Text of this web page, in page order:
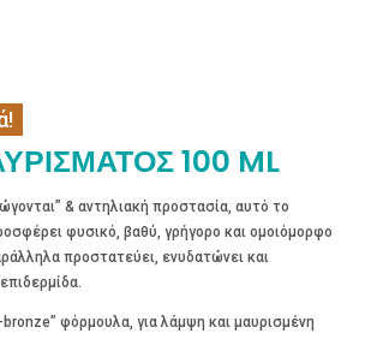
100 ML
& αντηλιακή προστασία, αυτό το
φυσικό, βαθύ, γρήγορο και ομοιόμορφο
προστατεύει, ενυδατώνει και
φόρμουλα, για λάμψη και μαυρισμένη